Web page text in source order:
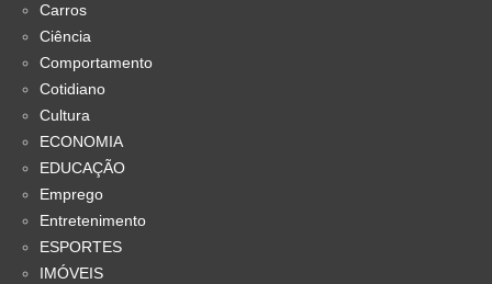
Carros
Ciência
Comportamento
Cotidiano
Cultura
ECONOMIA
EDUCAÇÃO
Emprego
Entretenimento
ESPORTES
IMÓVEIS